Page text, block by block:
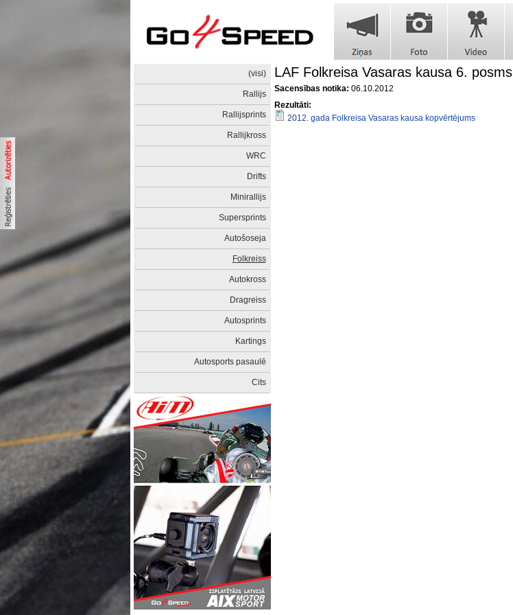
(visi)
Rallijs
Rallijsprints
Rallijkross
WRC
Drifts
Minirallijs
Supersprints
Autošoseja
Folkreiss
Autokross
Dragreiss
Autosprints
Kartings
Autosports pasaulē
Cits
LAF Folkreisa Vasaras kausa 6. posms
Sacensības notika: 06.10.2012
Rezultāti:
2012. gada Folkreisa Vasaras kausa kopvērtējums